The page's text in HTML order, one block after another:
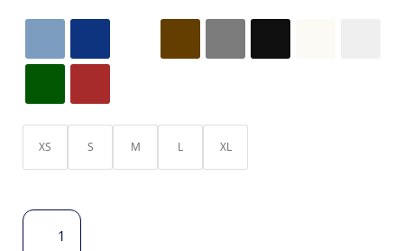
XS S M L XL
POLO
PENELOPE